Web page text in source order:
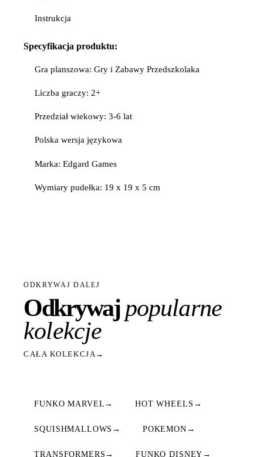
Instrukcja
Specyfikacja produktu:
Gra planszowa: Gry i Zabawy Przedszkolaka
Liczba graczy: 2+
Przedział wiekowy: 3-6 lat
Polska wersja językowa
Marka: Edgard Games
Wymiary pudełka: 19 x 19 x 5 cm
ODKRYWAJ DALEJ
Odkrywajpopularne
kolekcje
CAŁA KOLEKCJA →
FUNKO MARVEL → HOT WHEELS →
SQUISHMALLOWS → POKEMON →
TRANSFORMERS → FUNKO DISNEY →